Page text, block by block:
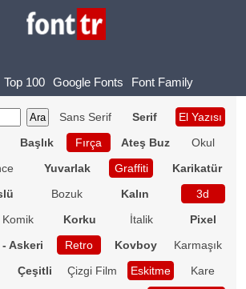
Top 100 Google Fonts Font Family
Sans Serif Serif
El Yazısı
Başlık Fırça Ateş Buz
Okul
Yuvarlak Graffiti
Karikatür
Bozuk Kalın
3d
Komik Korku İtalik
Pixel
Askeri Retro Kovboy
Karmaşık
Çeşitli Çizgi Film Eskitme
Kare